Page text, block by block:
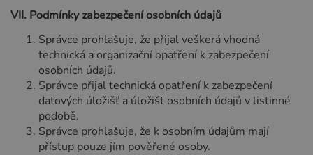
VII. Podmínky zabezpečení osobních údajů
Správce prohlašuje, že přijal veškerá vhodná
technická a organizační opatření k zabezpečení
osobních údajů.
Správce přijal technická opatření k zabezpečení
datových úložišť a úložišť osobních údajů v listinné
podobě.
Správce prohlašuje, že k osobním údajům mají
přístup pouze jím pověřené osoby.